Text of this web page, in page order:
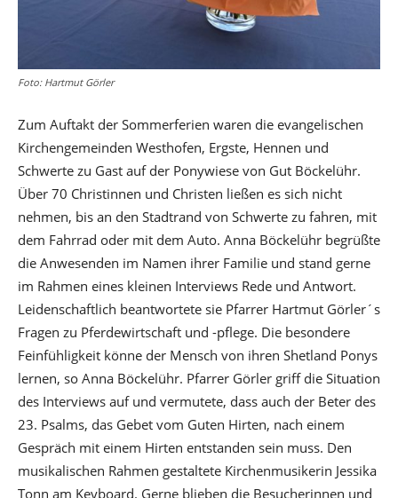
Foto: Hartmut Görler
Zum Auftakt der Sommerferien waren die evangelischen
Kirchengemeinden Westhofen, Ergste, Hennen und
Schwerte zu Gast auf der Ponywiese von Gut Böckelühr.
Über 70 Christinnen und Christen ließen es sich nicht
nehmen, bis an den Stadtrand von Schwerte zu fahren, mit
dem Fahrrad oder mit dem Auto. Anna Böckelühr begrüßte
die Anwesenden im Namen ihrer Familie und stand gerne
im Rahmen eines kleinen Interviews Rede und Antwort.
Leidenschaftlich beantwortete sie Pfarrer Hartmut Görler´s
Fragen zu Pferdewirtschaft und -pflege. Die besondere
Feinfühligkeit könne der Mensch von ihren Shetland Ponys
lernen, so Anna Böckelühr. Pfarrer Görler griff die Situation
des Interviews auf und vermutete, dass auch der Beter des
23. Psalms, das Gebet vom Guten Hirten, nach einem
Gespräch mit einem Hirten entstanden sein muss. Den
musikalischen Rahmen gestaltete Kirchenmusikerin Jessika
Tonn am Keyboard. Gerne blieben die Besucherinnen und